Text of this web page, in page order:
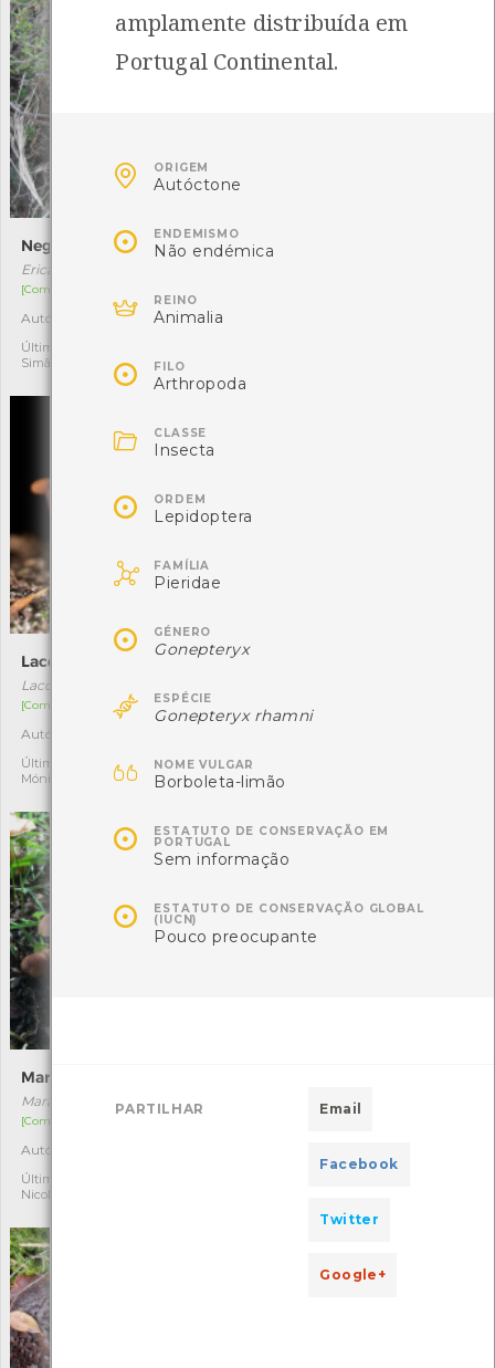
Negrela
Erica cinerea
[Comum]
Autóctone
Última observação por:
Simão Sá
Tremela
Laccaria laccata
Laccaria laccata
[Comum]
Autóctone
Última observação por:
Mónica Rocha
Nicole Viana
Marasmius oreades
Marasmius oreades
[Comum]
Autóctone
Última observação por:
Nicole Viana
Suillus luteus
Nicole Viana
amplamente distribuída em
Portugal Continental.
 ORIGEM
Autóctone
 ENDEMISMO
Não endémica
 REINO
Animalia
 FILO
Arthropoda
 CLASSE
Insecta
 ORDEM
Lepidoptera
 FAMÍLIA
Pieridae
 GÉNERO
Gonepteryx
 ESPÉCIE
Gonepteryx rhamni
 NOME VULGAR
Borboleta-limão
 ESTATUTO DE CONSERVAÇÃO EM
PORTUGAL
Sem informação
 ESTATUTO DE CONSERVAÇÃO GLOBAL
(IUCN)
Pouco preocupante
PARTILHAR Email
Facebook
Twitter
Google+